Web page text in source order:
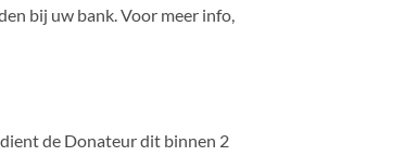
bij uw bank. Voor meer info,
de Donateur dit binnen 2